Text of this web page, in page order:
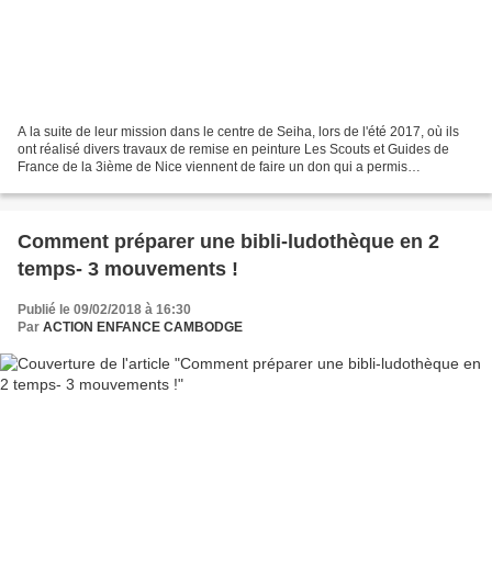
A la suite de leur mission dans le centre de Seiha, lors de l'été 2017, où ils
ont réalisé divers travaux de remise en peinture Les Scouts et Guides de
France de la 3ième de Nice viennent de faire un don qui a permis
Comment préparer une bibli-ludothèque en 2
temps- 3 mouvements !
Publié le 09/02/2018 à 16:30
Par ACTION ENFANCE CAMBODGE